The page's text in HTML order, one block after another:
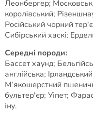
Леонбергер;
королівський;
Російський чорний
Сибірський хаскі;
Середні породи:
Бассет хаунд;
англійська;
М’якошерстний
бультер'єр; Уіпет;
іну.